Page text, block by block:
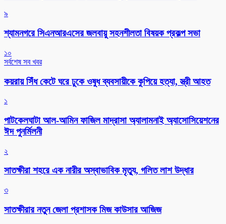
৯
শ্যামনগরে সিএনআরএসের জলবায়ু সহনশীলতা বিষয়ক প্রকল্প সভা
১০
সর্বশেষ সব খবর
কয়রায় সিঁধ কেটে ঘরে ঢুকে ওষুধ ব্যবসায়ীকে কুপিয়ে হত্যা, স্ত্রী আহত
১
পাটকেলঘাটা আল-আমিন ফাজিল মাদ্রাসা অ্যালামনাই অ্যাসোসিয়েশনের
ঈদ পুনর্মিলনী
২
সাতক্ষীরা শহরে এক নারীর অস্বাভাবিক মৃত্যু, গলিত লাশ উদ্ধার
৩
সাতক্ষীরার নতুন জেলা প্রশাসক মিজ কাউসার আজিজ